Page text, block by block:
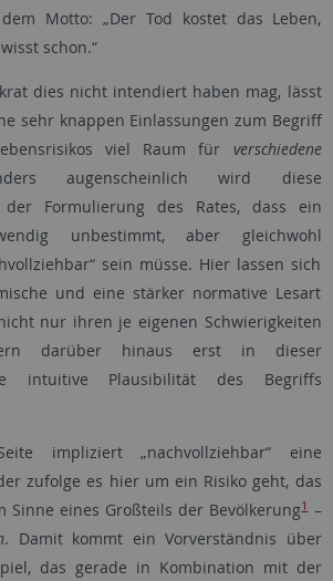
Motto: „Der Tod kostet das Leben,
schon.“
dies nicht intendiert haben mag, lässt
sehr knappen Einlassungen zum Begriff
viel Raum für verschiedene
augenscheinlich wird diese
Formulierung des Rates, dass ein
unbestimmt, aber gleichwohl
sein müsse. Hier lassen sich
und eine stärker normative Lesart
nur ihren je eigenen Schwierigkeiten
darüber hinaus erst in dieser
intuitive Plausibilität des Begriffs
impliziert „nachvollziehbar“ eine
zufolge es hier um ein Risiko geht, das
Sinne eines Großteils der Bevölkerung1–
. Damit kommt ein Vorverständnis über
das gerade in Kombination mit der